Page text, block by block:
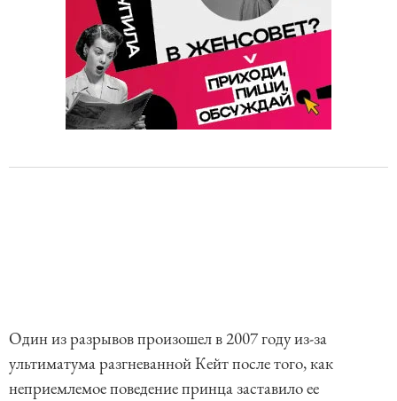
Один из разрывов произошел в 2007 году из-за
ультиматума разгневанной Кейт после того, как
неприемлемое поведение принца заставило ее